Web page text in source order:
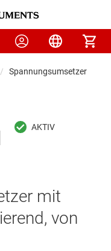
Spannungsumsetzer &
mit
von